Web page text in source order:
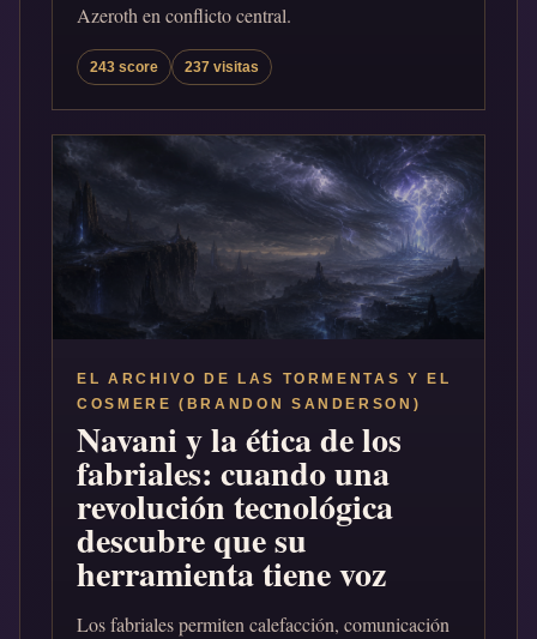
Azeroth en conflicto central.
243 score 237 visitas
EL ARCHIVO DE LAS TORMENTAS Y EL
COSMERE (BRANDON SANDERSON)
Navani y la ética de los
fabriales: cuando una
revolución tecnológica
descubre que su
herramienta tiene voz
Los fabriales permiten calefacción, comunicación